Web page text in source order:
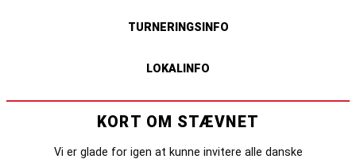
TURNERINGSINFO
LOKALINFO
KORT OM STÆVNET
Vi er glade for igen at kunne invitere alle danske